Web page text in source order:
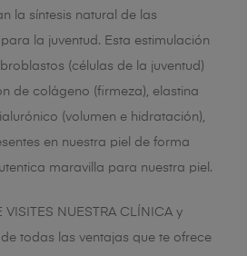
la síntesis natural de las
la juventud. Esta estimulación
(células de la juventud)
de colágeno (firmeza), elastina
(volumen e hidratación),
en nuestra piel de forma
maravilla para nuestra piel.
VISITES NUESTRA CLÍNICA y
todas las ventajas que te ofrece